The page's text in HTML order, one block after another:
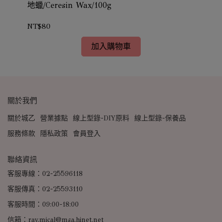
地蠟/Ceresin Wax/100g
NT$80
加入購物車
關於我們
關於城乙 營業據點 線上型錄-DIY原料 線上型錄-保養品
服務條款
隱私政策 會員登入
聯絡資訊
客服專線：02-25596118
客服傳真：02-25593110
客服時間：09:00-18:00
信箱：ray.mical@msa.hinet.net